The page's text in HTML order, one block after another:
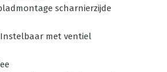
scharnierzijde
Instelbaar met ventiel